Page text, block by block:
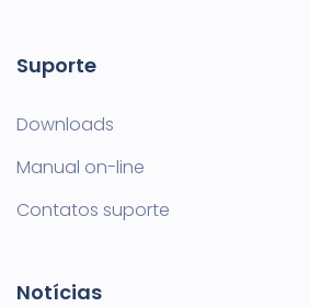
Suporte
Downloads
Manual on-line
Contatos suporte
Notícias